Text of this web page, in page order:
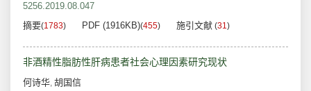
5256.2019.08.047
摘要(1783) PDF (1916KB)(455) 施引文献 (31)
非酒精性脂肪性肝病患者社会心理因素研究现状
何诗华, 胡国信